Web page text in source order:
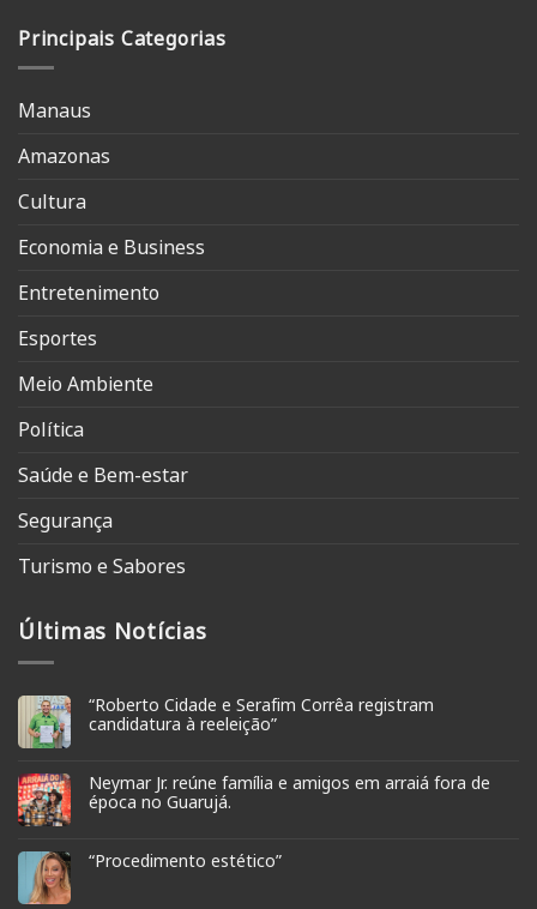
Principais Categorias
Manaus
Amazonas
Cultura
Economia e Business
Entretenimento
Esportes
Meio Ambiente
Política
Saúde e Bem-estar
Segurança
Turismo e Sabores
Últimas Notícias
“Roberto Cidade e Serafim Corrêa registram
candidatura à reeleição”
Neymar Jr. reúne família e amigos em arraiá fora de
época no Guarujá.
“Procedimento estético”